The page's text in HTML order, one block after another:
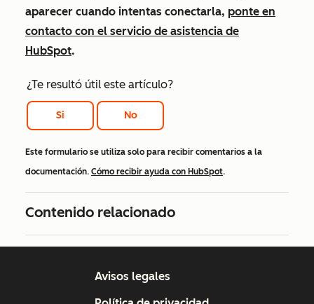
aparecer cuando intentas conectarla, ponte en
contacto con el servicio de asistencia de
HubSpot.
¿Te resultó útil este artículo?
Si No
Este formulario se utiliza solo para recibir comentarios a la
documentación. Cómo recibir ayuda con HubSpot.
Contenido relacionado
Avisos legales